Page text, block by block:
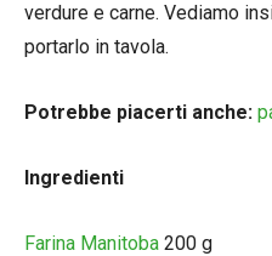
verdure e carne. Vediamo
portarlo in tavola.
Potrebbe piacerti anche:
Ingredienti
Farina Manitoba 200 g